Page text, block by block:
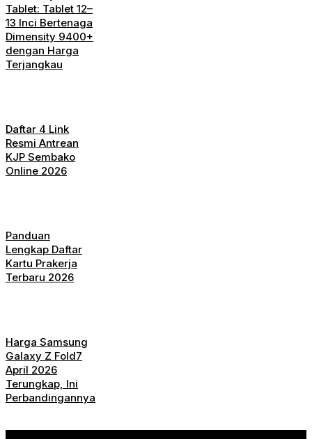
Tablet: Tablet 12–
13 Inci Bertenaga
Dimensity 9400+
dengan Harga
Terjangkau
Daftar 4 Link
Resmi Antrean
KJP Sembako
Online 2026
Panduan
Lengkap Daftar
Kartu Prakerja
Terbaru 2026
Harga Samsung
Galaxy Z Fold7
April 2026
Terungkap, Ini
Perbandingannya